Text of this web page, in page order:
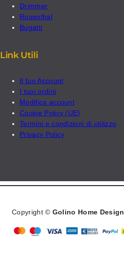
Drimmer
Rosenthal
Bugatti
Link Utili
Il tuo Account
I tuoi ordini
Modifica account
Cookie Policy (UE)
Termini e condizioni di utilizzo
Privacy Policy
Copyright © Golino Home Design